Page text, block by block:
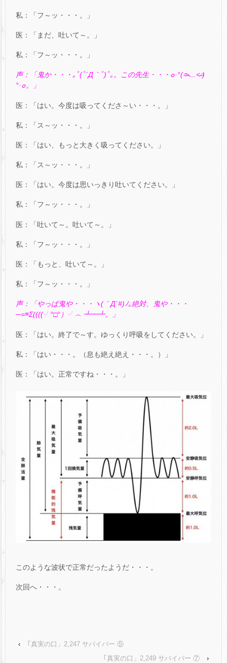
私：「フ～ッ・・・。」
医：「まだ、吐いて～。」
私：「フ～ッ・・・。」
声：「鬼か・・・ ｡ﾟ(ﾟ´Д ｀ﾟ)ﾟ｡。この先生・・・ ๐·°(৹˃̵﹏˂̵৹)
°·๐。」
医：「はい。今度は吸ってくださ～い・・・。」
私：「ス～ッ・・・。」
医：「はい、もっと大きく吸ってください。」
私：「ス～ッ・・・。」
医：「はい。今度は思いっきり吐いてください。」
私：「フ～ッ・・・。」
医：「吐いて～。吐いて～。」
私：「フ～ッ・・・。」
医：「もっと、吐いて～。」
私：「フ～ッ・・・。」
声：「やっぱ鬼や・・・ヽ(｀Д´#)ﾉ｡絶対、鬼や・・・
─=≡Σ((((╯°□°）╯︵ ┻━┻。」
医：「はい。終了で～す。ゆっくり呼吸をしてください。」
私：「はい・・・。（息も絶え絶え・・・。）」
医：「はい。正常ですね・・・。」
このような波状で正常だったようだ・・・。
次回へ・・・。
‹
｢真実の口」2,247 サバイバー ⑤
｢真実の口」2,249 サバイバー ⑦
›